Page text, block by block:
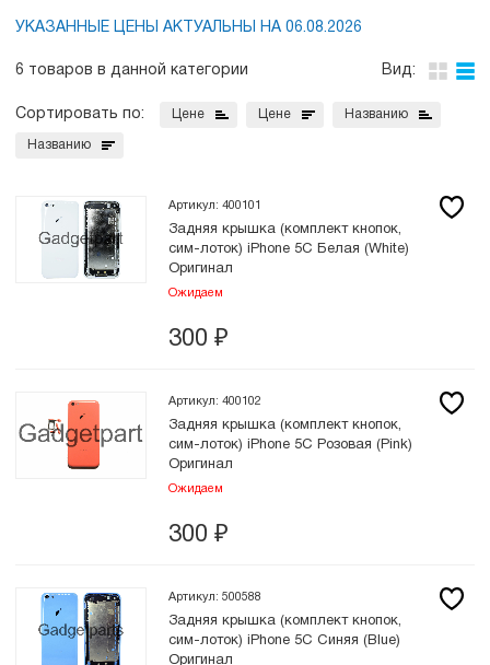
УКАЗАННЫЕ ЦЕНЫ АКТУАЛЬНЫ НА 06.08.2026
6 товаров в данной категории Вид:
Сортировать по: Цене Цене Названию
Названию
Артикул: 400101
Задняя крышка (комплект кнопок,
сим-лоток) iPhone 5C Белая (White)
Оригинал
Ожидаем
300 ₽
Артикул: 400102
Задняя крышка (комплект кнопок,
сим-лоток) iPhone 5C Розовая (Pink)
Оригинал
Ожидаем
300 ₽
Артикул: 500588
Задняя крышка (комплект кнопок,
сим-лоток) iPhone 5C Синяя (Blue)
Оригинал